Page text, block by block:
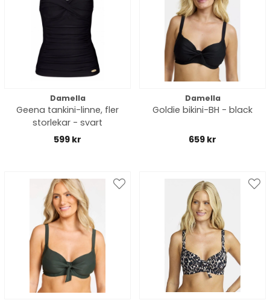
Damella
Geena tankini-linne, fler
storlekar - svart
599 kr
Damella
Goldie bikini-BH - black
659 kr